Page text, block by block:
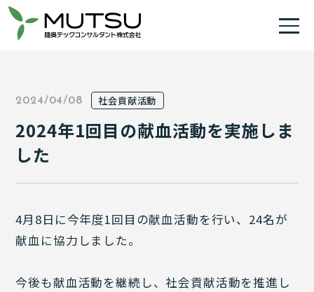
2024/04/08 社会貢献活動
2024年1回目の献血活動を実施しま
した
4月8日に今年度1回目の献血活動を行い、24名が
献血に協力しました。
今後も献血活動を継続し、社会貢献活動を推進し